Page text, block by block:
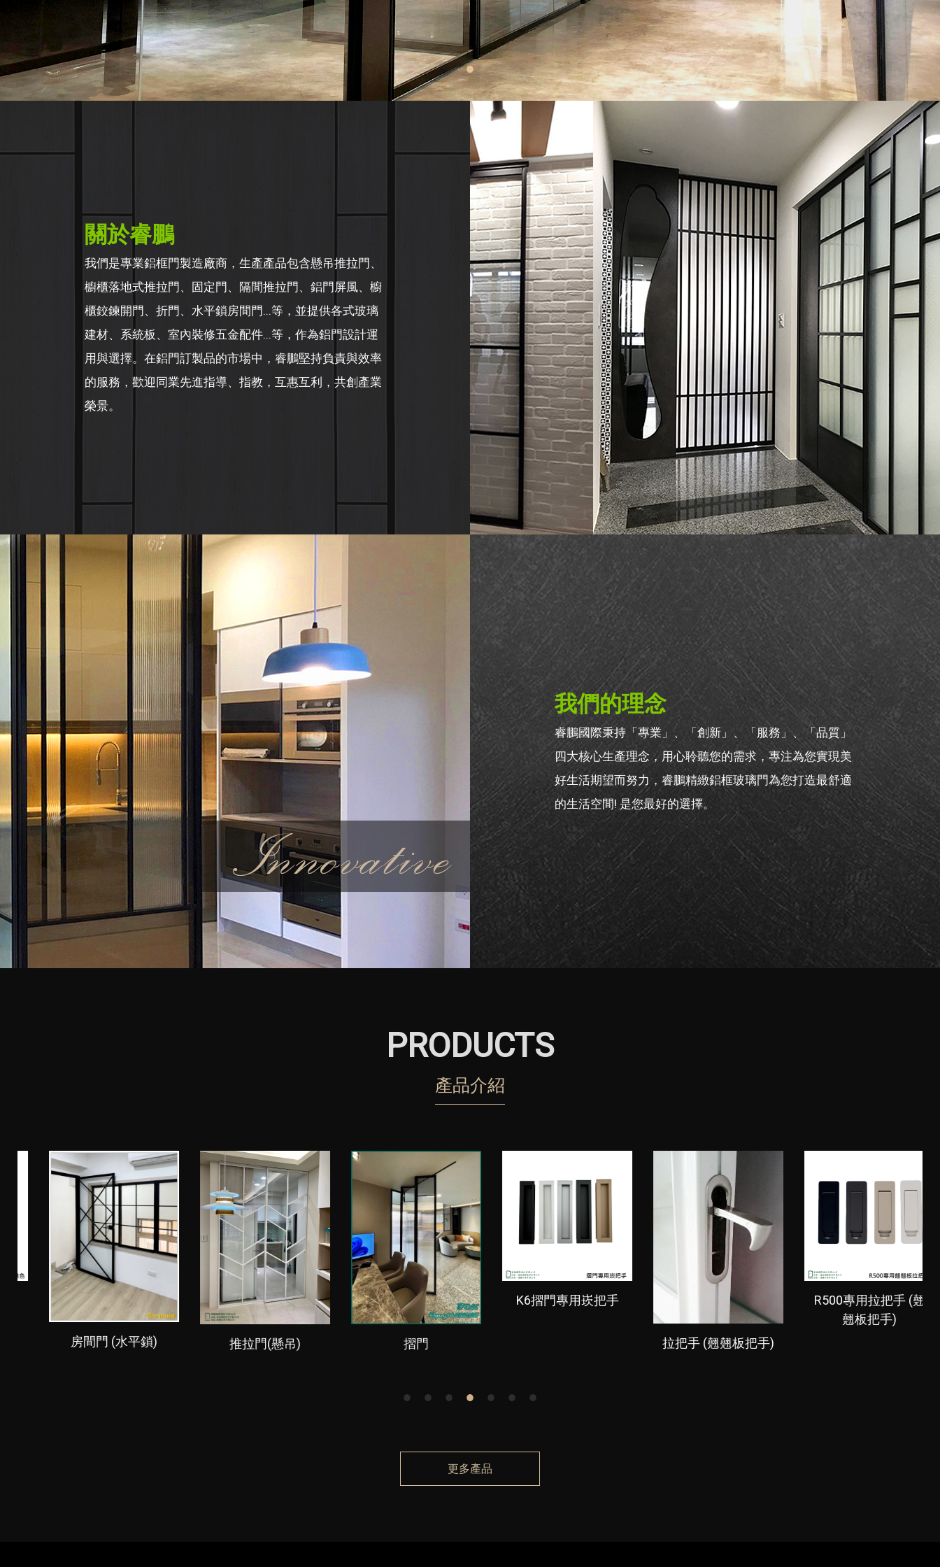
關於睿鵬
我們是專業鋁框門製造廠商，生產產品包含懸吊推拉門、
櫥櫃落地式推拉門、固定門、隔間推拉門、鋁門屏風、櫥
櫃鉸鍊開門、折門、水平鎖房間門...等，並提供各式玻璃
建材、系統板、室內裝修五金配件...等，作為鋁門設計運
用與選擇。在鋁門訂製品的市場中，睿鵬堅持負責與效率
的服務，歡迎同業先進指導、指教，互惠互利，共創產業
榮景。
我們的理念
睿鵬國際秉持「專業」、「創新」、「服務」、「品質」
四大核心生產理念，用心聆聽您的需求，專注為您實現美
好生活期望而努力，睿鵬精緻鋁框玻璃門為您打造最舒適
的生活空間! 是您最好的選擇。
PRODUCTS
產品介紹
推拉門(懸吊) 摺門
K6摺門專用崁把手
R500專用拉把手 (翹
多段式天地閂
更多產品